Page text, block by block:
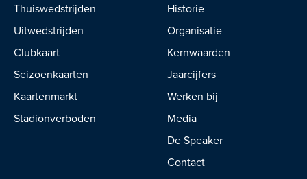
Thuiswedstrijden
Uitwedstrijden
Clubkaart
Seizoenkaarten
Kaartenmarkt
Stadionverboden
Historie
Organisatie
Kernwaarden
Jaarcijfers
Werken bij
Media
De Speaker
Contact